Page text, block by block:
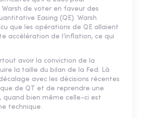
Warsh de voter en faveur des
Easing (QE). Warsh
que les opérations de QE allaient
accélération de l’inflation, ce qui
avoir la conviction de la
la taille du bilan de la Fed. Là
avec les décisions récentes
de QT et de reprendre une
quand bien même celle-ci est
technique.